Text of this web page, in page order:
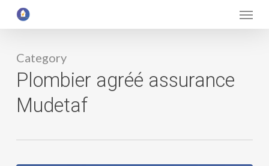
content
Menu
Category
Plombier agréé assurance
Mudetaf